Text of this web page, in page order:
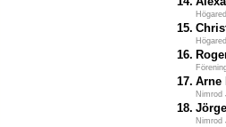
15.
16.
17. Arne
Nimrod
18.
Nimrod